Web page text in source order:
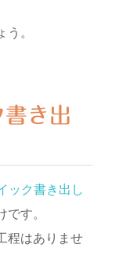
う。
き出
ック書き出し
です。
程はありませ